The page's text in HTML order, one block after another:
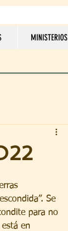
MINISTERIOS
Se
para no
en